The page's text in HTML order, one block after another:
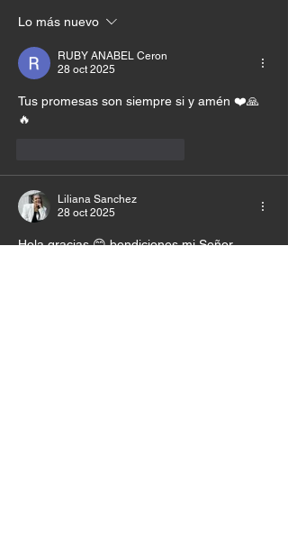
Lo más nuevo
RUBY ANABEL Ceron
28 oct 2025
Tus promesas son siempre si y amén ❤️🙏
🔥
Liliana Sanchez
28 oct 2025
Hola gracias 😊 bendiciones mi Señor